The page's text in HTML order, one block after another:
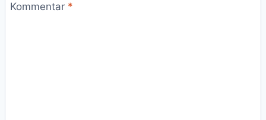
Kommentar *